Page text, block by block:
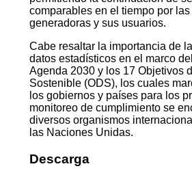
comparables en el tiempo por
generadoras y sus usuarios.
Cabe resaltar la importancia de
datos estadísticos en el marco
Agenda 2030 y los 17 Objetivos
Sostenible (ODS), los cuales
los gobiernos y países para los
monitoreo de cumplimiento se
diversos organismos
las Naciones Unidas.
Descarga